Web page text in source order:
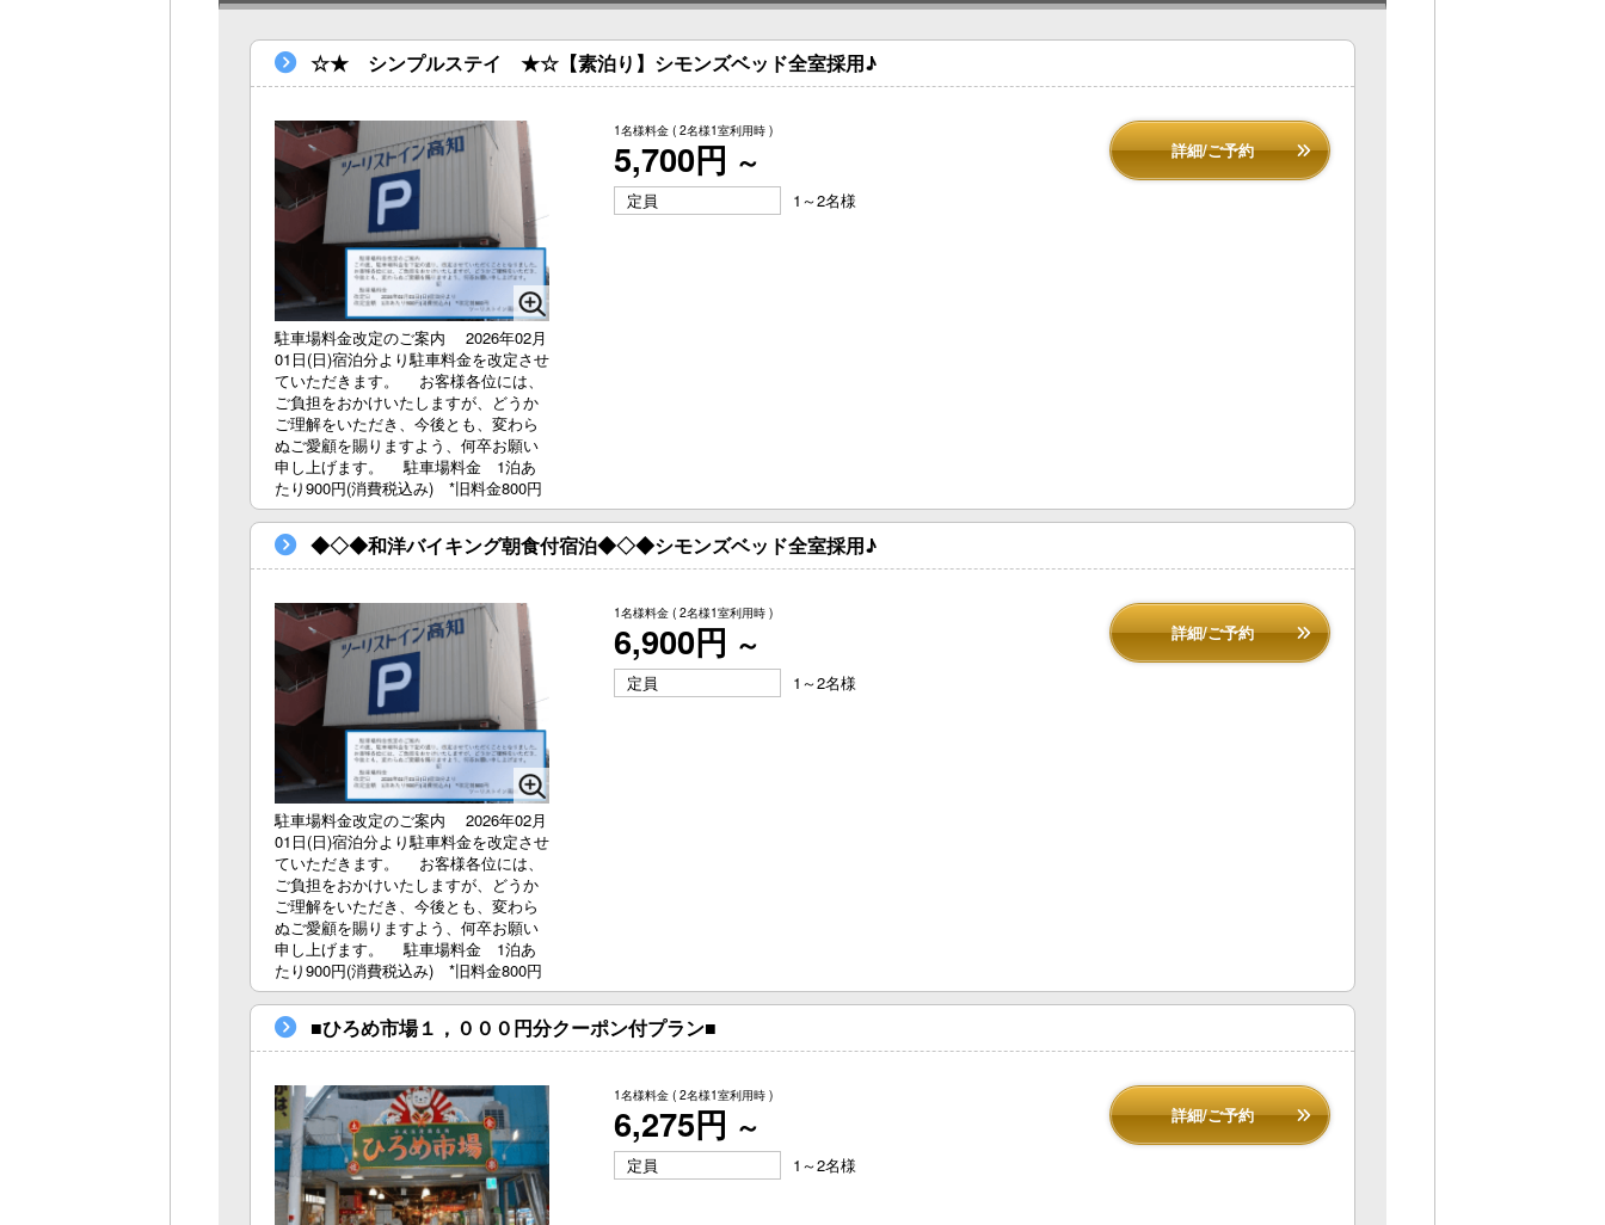
☆★ シンプルステイ ★☆【素泊り】シモンズベッド全室採用♪
駐車場料金改定のご案内 2026年02月
01日(日)宿泊分より駐車料金を改定させ
ていただきます。 お客様各位には、
ご負担をおかけいたしますが、どうか
ご理解をいただき、今後とも、変わら
ぬご愛顧を賜りますよう、何卒お願い
申し上げます。 駐車場料金 1泊あ
たり900円(消費税込み) *旧料金800円
1名様料金 ( 2名様1室利用時 )
5,700円 ～ 詳細/ご予約
定員 1～2名様
◆◇◆和洋バイキング朝食付宿泊◆◇◆シモンズベッド全室採用♪
駐車場料金改定のご案内 2026年02月
01日(日)宿泊分より駐車料金を改定させ
ていただきます。 お客様各位には、
ご負担をおかけいたしますが、どうか
ご理解をいただき、今後とも、変わら
ぬご愛顧を賜りますよう、何卒お願い
申し上げます。 駐車場料金 1泊あ
たり900円(消費税込み) *旧料金800円
1名様料金 ( 2名様1室利用時 )
6,900円 ～ 詳細/ご予約
定員 1～2名様
■ひろめ市場１，０００円分クーポン付プラン■
1名様料金 ( 2名様1室利用時 )
6,275円 ～ 詳細/ご予約
定員 1～2名様